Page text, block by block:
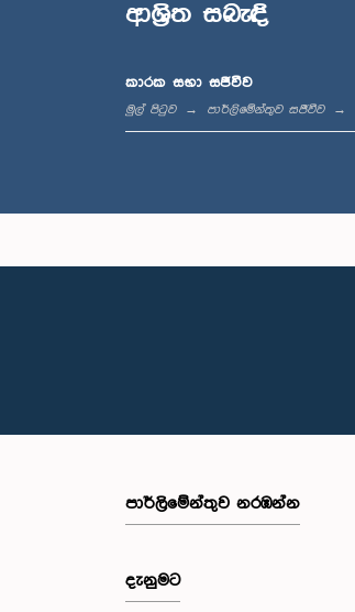
ආශ්‍රිත සබැඳි
කාරක සභා සජීවීව
මුල් පිටුව පාර්ලිමේන්තුව සජීවීව
පාර්ලි‌මේන්තුව නරඹන්න
දැනුමට